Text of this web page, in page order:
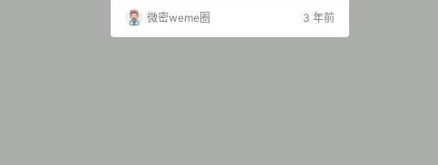
002 甜子哟 微密圈 NO.002期 [11V 213.06
MB] TZ.003 甜子哟 微密圈 NO.003期 [20
P-14V 51.65 MB] TZ.004 甜…
微密weme圈 3 年前